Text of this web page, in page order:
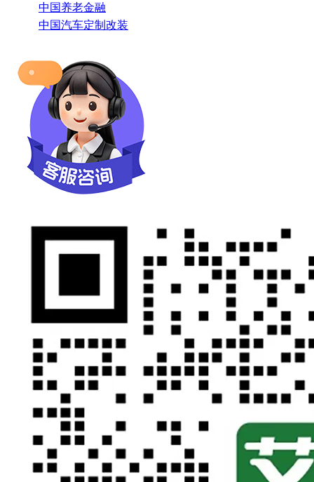
中国养老金融
中国汽车定制改装